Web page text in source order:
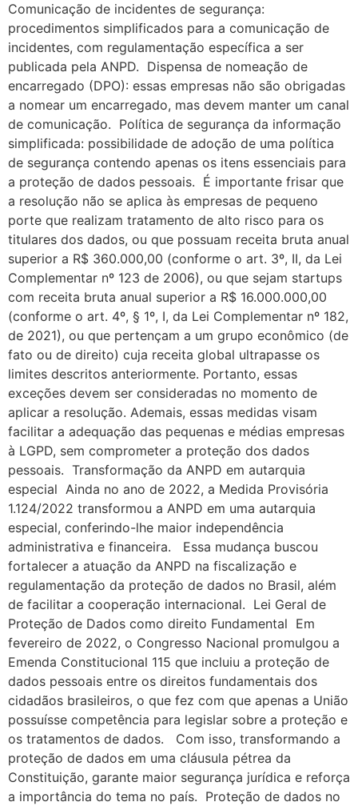
Comunicação de incidentes de segurança:
procedimentos simplificados para a comunicação de
incidentes, com regulamentação específica a ser
publicada pela ANPD. Dispensa de nomeação de
encarregado (DPO): essas empresas não são obrigadas
a nomear um encarregado, mas devem manter um canal
de comunicação. Política de segurança da informação
simplificada: possibilidade de adoção de uma política
de segurança contendo apenas os itens essenciais para
a proteção de dados pessoais. É importante frisar que
a resolução não se aplica às empresas de pequeno
porte que realizam tratamento de alto risco para os
titulares dos dados, ou que possuam receita bruta anual
superior a R$ 360.000,00 (conforme o art. 3º, II, da Lei
Complementar nº 123 de 2006), ou que sejam startups
com receita bruta anual superior a R$ 16.000.000,00
(conforme o art. 4º, § 1º, I, da Lei Complementar nº 182,
de 2021), ou que pertençam a um grupo econômico (de
fato ou de direito) cuja receita global ultrapasse os
limites descritos anteriormente. Portanto, essas
exceções devem ser consideradas no momento de
aplicar a resolução. Ademais, essas medidas visam
facilitar a adequação das pequenas e médias empresas
à LGPD, sem comprometer a proteção dos dados
pessoais. Transformação da ANPD em autarquia
especial Ainda no ano de 2022, a Medida Provisória
1.124/2022 transformou a ANPD em uma autarquia
especial, conferindo-lhe maior independência
administrativa e financeira. Essa mudança buscou
fortalecer a atuação da ANPD na fiscalização e
regulamentação da proteção de dados no Brasil, além
de facilitar a cooperação internacional. Lei Geral de
Proteção de Dados como direito Fundamental Em
fevereiro de 2022, o Congresso Nacional promulgou a
Emenda Constitucional 115 que incluiu a proteção de
dados pessoais entre os direitos fundamentais dos
cidadãos brasileiros, o que fez com que apenas a União
possuísse competência para legislar sobre a proteção e
os tratamentos de dados. Com isso, transformando a
proteção de dados em uma cláusula pétrea da
Constituição, garante maior segurança jurídica e reforça
a importância do tema no país. Proteção de dados no